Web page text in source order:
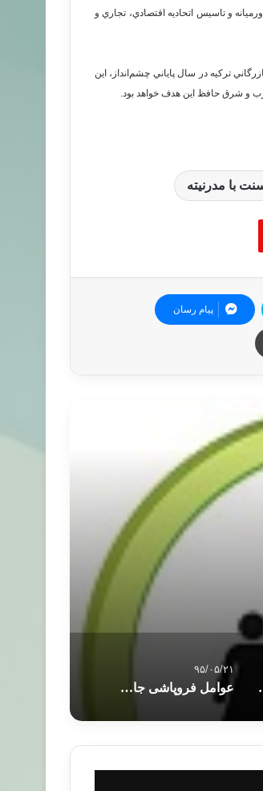
و تاسيس اتحاديه اقتصادي، تجاري و
و بازرگاني تركيه در سال پاياني چشم‌انداز، اين
با مدرنیته
پیام رسان
به&
۹۵/۰۵/۲۱
عوامل فروپاشی جامعه و بررسی نقش زنان